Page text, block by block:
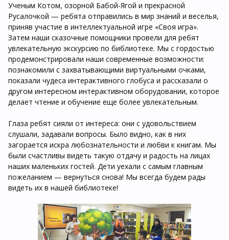
Ученым Котом, озорной Бабой-Ягой и прекрасной
Русалочкой — ребята отправились в мир знаний и веселья,
приняв участие в интеллектуальной игре «Своя игра».
Затем наши сказочные помощники провели для ребят
увлекательную экскурсию по библиотеке. Мы с гордостью
продемонстрировали наши современные возможности:
познакомили с захватывающими виртуальными очками,
показали чудеса интерактивного глобуса и рассказали о
другом интересном интерактивном оборудовании, которое
делает чтение и обучение еще более увлекательным.
Глаза ребят сияли от интереса: они с удовольствием
слушали, задавали вопросы. Было видно, как в них
загорается искра любознательности и любви к книгам. Мы
были счастливы видеть такую отдачу и радость на лицах
наших маленьких гостей. Дети уехали с самым главным
пожеланием — вернуться снова! Мы всегда будем рады
видеть их в нашей библиотеке!